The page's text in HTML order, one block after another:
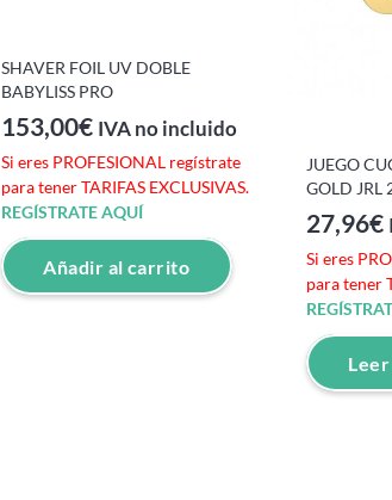
SHAVER FOIL UV DOBLE
BABYLISS PRO
153,00€ IVA no incluido
Si eres PROFESIONAL regístrate
para tener TARIFAS EXCLUSIVAS.
REGÍSTRATE AQUÍ
Añadir al carrito
JUEGO
GOLD JRL
27,96€
Si eres
para tener
Leer